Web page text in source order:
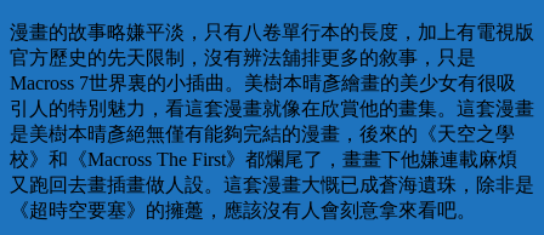
漫畫的故事略嫌平淡，只有八卷單行本的長度，加上有電視版
官方歷史的先天限制，沒有辨法舖排更多的敘事，只是
Macross 7世界裏的小插曲。美樹本晴彥繪畫的美少女有很吸
引人的特別魅力，看這套漫畫就像在欣賞他的畫集。這套漫畫
是美樹本晴彥絕無僅有能夠完結的漫畫，後來的《天空之學
校》和《Macross The First》都爛尾了，畫畫下他嫌連載麻煩
又跑回去畫插畫做人設。這套漫畫大慨已成蒼海遺珠，除非是
《超時空要塞》的擁躉，應該沒有人會刻意拿來看吧。